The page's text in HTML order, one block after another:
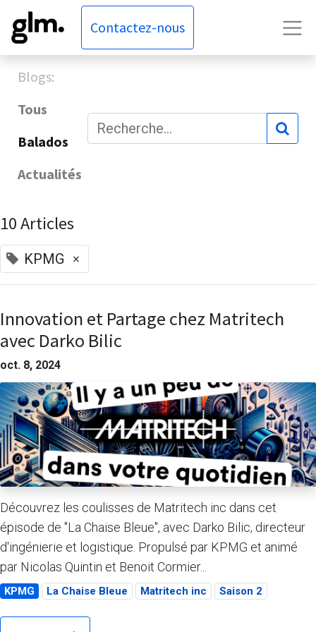
Contactez-nous
Blogs:
Tous
Balados
Actualités
10 Articles
KPMG ×
Innovation et Partage chez Matritech
avec Darko Bilic
oct. 8, 2024
Découvrez les coulisses de Matritech inc dans cet
épisode de "La Chaise Bleue", avec Darko Bilic, directeur
d'ingénierie et logistique. Propulsé par KPMG et animé
par Nicolas Quintin et Benoit Cormier...
KPMG La Chaise Bleue Matritech inc Saison 2